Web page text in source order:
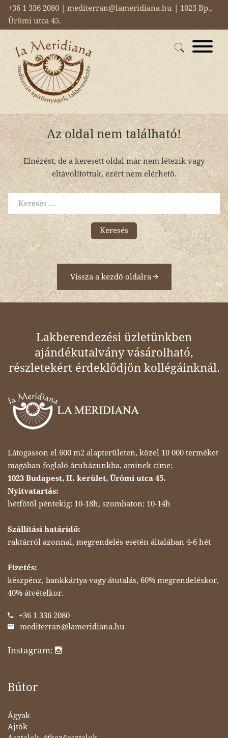
+36 1 336 2080 | mediterran@lameridiana.hu | 1023 Bp.,
Ürömi utca 45.
Az oldal nem található!
Elnézést, de a keresett oldal már nem létezik vagy
eltávolítottuk, ezért nem elérhető.
Keresés
Vissza a kezdő oldalra
Lakberendezési üzletünkben
ajándékutalvány vásárolható,
részletekért érdeklődjön kollégáinknál.
Látogasson el 600 m2 alapterületen, közel 10 000 terméket
magában foglaló áruházunkba, aminek címe:
1023 Budapest, II. kerület, Ürömi utca 45.
Nyitvatartás:
hétfőtől péntekig: 10-18h, szombaton: 10-14h
Szállítási határidő:
raktárról azonnal, megrendelés esetén általában 4-6 hét
Fizetés:
készpénz, bankkártya vagy átutalás, 60% megrendeléskor,
40% átvételkor.
+36 1 336 2080
mediterran@lameridiana.hu
Instagram:
Bútor
Ágyak
Ajtók